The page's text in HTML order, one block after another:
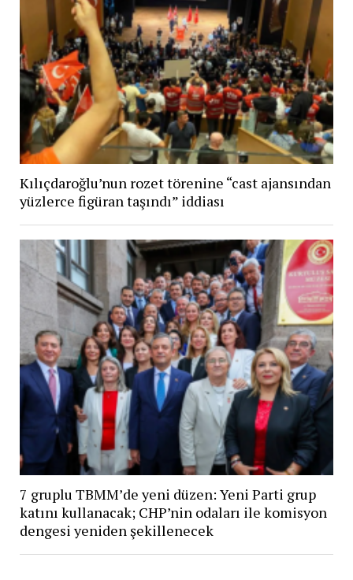
Kılıçdaroğlu’nun rozet törenine “cast ajansından
yüzlerce figüran taşındı” iddiası
7 gruplu TBMM’de yeni düzen: Yeni Parti grup
katını kullanacak; CHP’nin odaları ile komisyon
dengesi yeniden şekillenecek